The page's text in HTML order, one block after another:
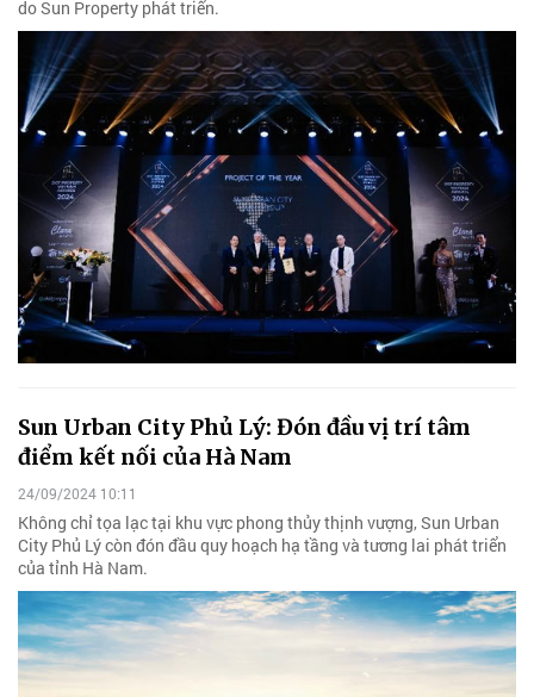
Sun Urban City Phủ Lý: Đón đầu vị trí tâm
điểm kết nối của Hà Nam
24/09/2024 10:11
Không chỉ tọa lạc tại khu vực phong thủy thịnh vượng, Sun Urban
City Phủ Lý còn đón đầu quy hoạch hạ tầng và tương lai phát triển
của tỉnh Hà Nam.